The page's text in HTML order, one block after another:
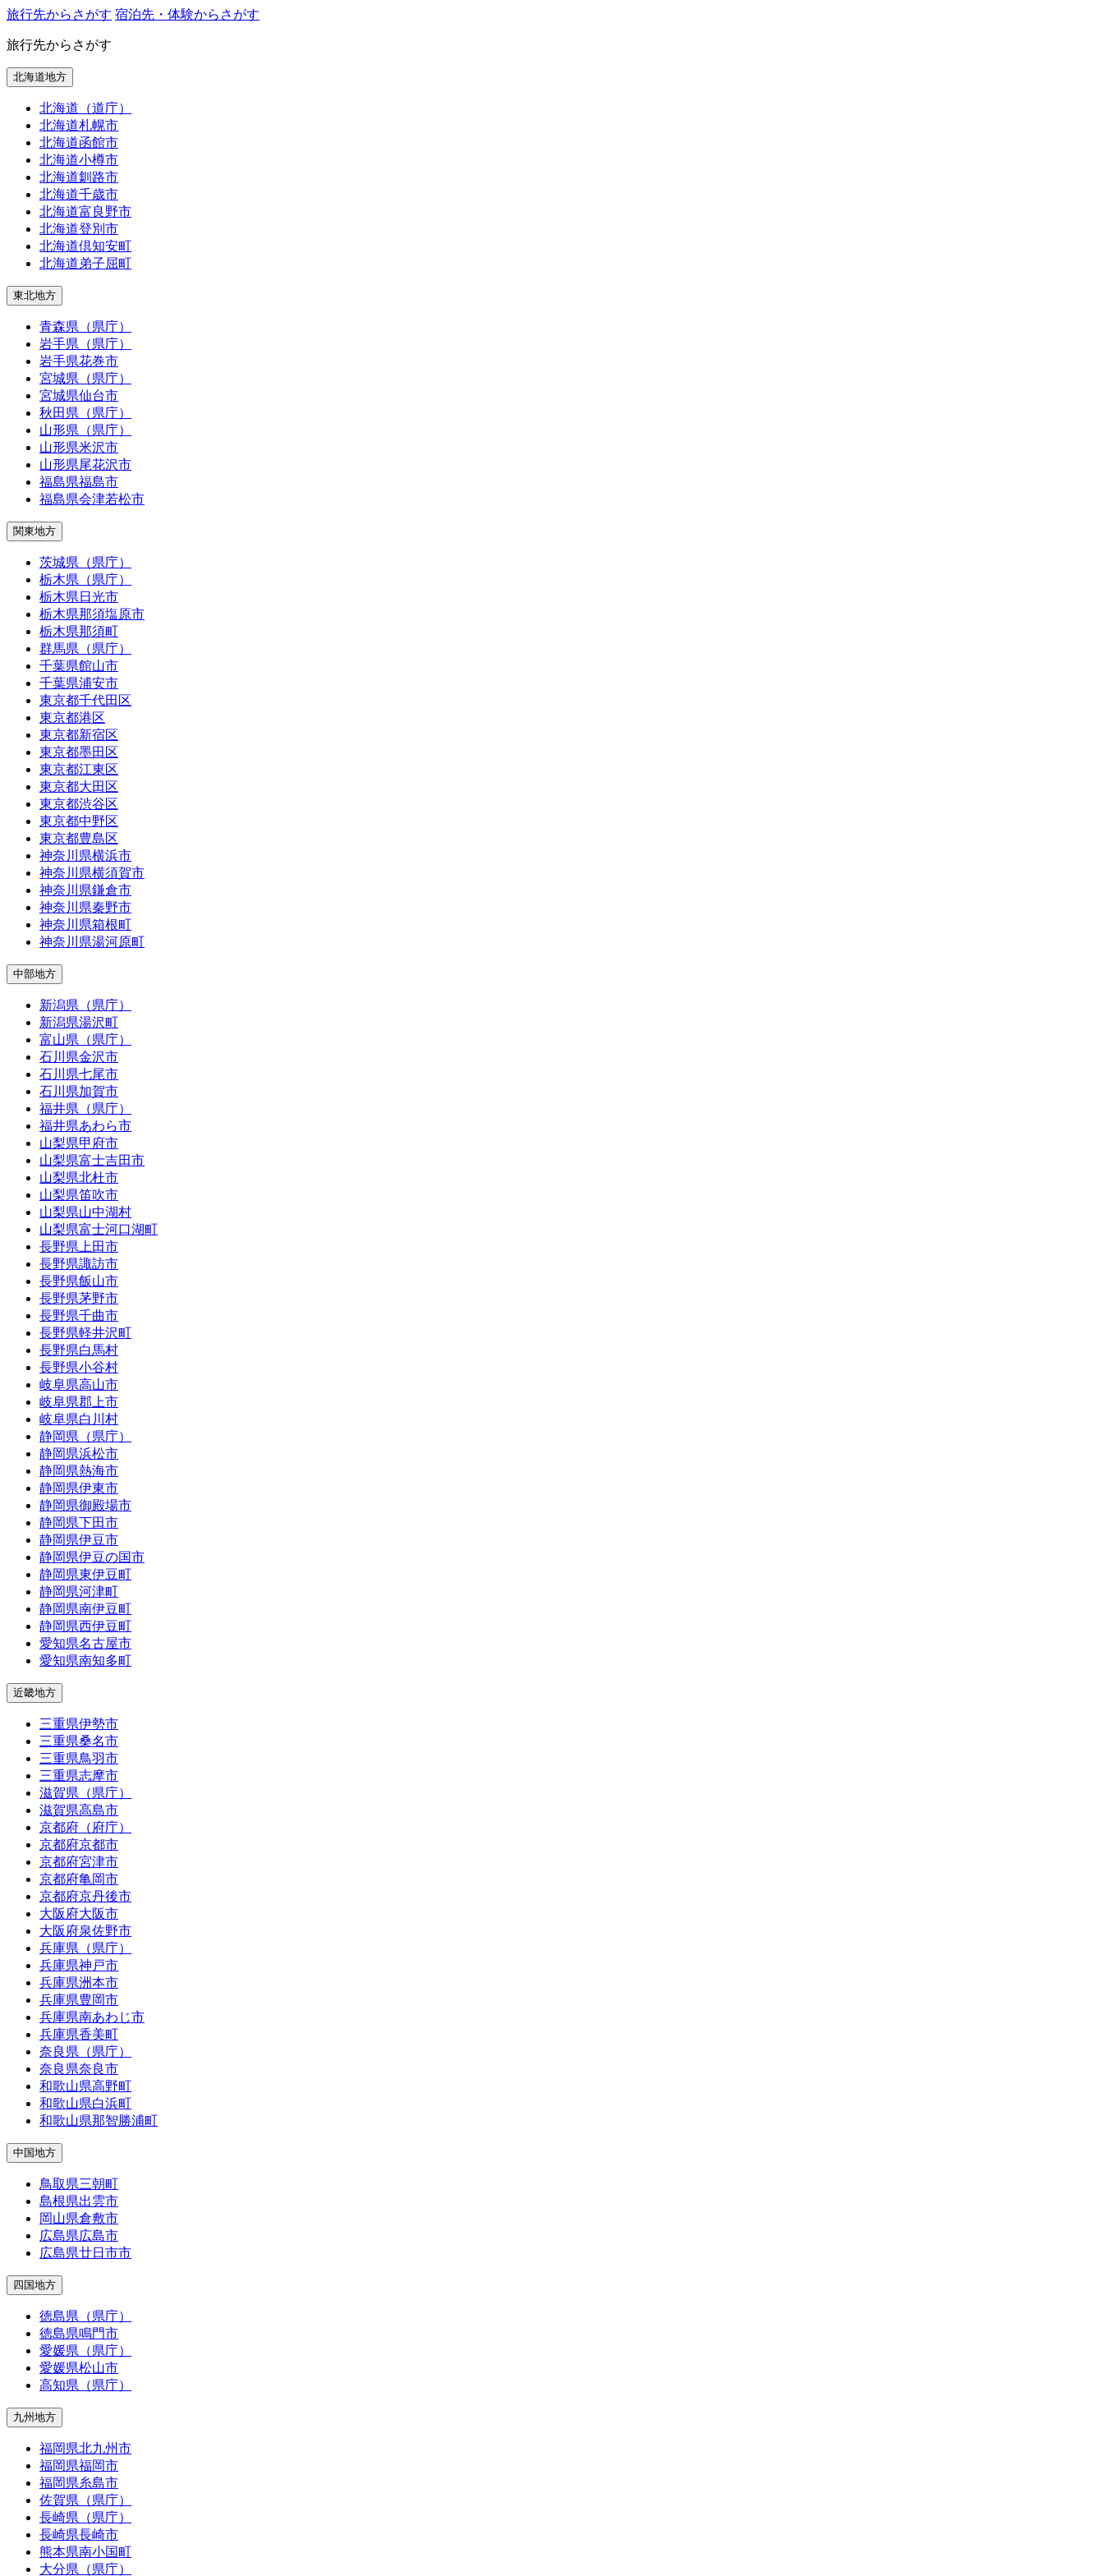
旅行先からさがす 宿泊先・体験からさがす
旅行先からさがす
北海道地方
北海道（道庁）
北海道札幌市
北海道函館市
北海道小樽市
北海道釧路市
北海道千歳市
北海道富良野市
北海道登別市
北海道倶知安町
北海道弟子屈町
東北地方
青森県（県庁）
岩手県（県庁）
岩手県花巻市
宮城県（県庁）
宮城県仙台市
秋田県（県庁）
山形県（県庁）
山形県米沢市
山形県尾花沢市
福島県福島市
福島県会津若松市
関東地方
茨城県（県庁）
栃木県（県庁）
栃木県日光市
栃木県那須塩原市
栃木県那須町
群馬県（県庁）
千葉県館山市
千葉県浦安市
東京都千代田区
東京都港区
東京都新宿区
東京都墨田区
東京都江東区
東京都大田区
東京都渋谷区
東京都中野区
東京都豊島区
神奈川県横浜市
神奈川県横須賀市
神奈川県鎌倉市
神奈川県秦野市
神奈川県箱根町
神奈川県湯河原町
中部地方
新潟県（県庁）
新潟県湯沢町
富山県（県庁）
石川県金沢市
石川県七尾市
石川県加賀市
福井県（県庁）
福井県あわら市
山梨県甲府市
山梨県富士吉田市
山梨県北杜市
山梨県笛吹市
山梨県山中湖村
山梨県富士河口湖町
長野県上田市
長野県諏訪市
長野県飯山市
長野県茅野市
長野県千曲市
長野県軽井沢町
長野県白馬村
長野県小谷村
岐阜県高山市
岐阜県郡上市
岐阜県白川村
静岡県（県庁）
静岡県浜松市
静岡県熱海市
静岡県伊東市
静岡県御殿場市
静岡県下田市
静岡県伊豆市
静岡県伊豆の国市
静岡県東伊豆町
静岡県河津町
静岡県南伊豆町
静岡県西伊豆町
愛知県名古屋市
愛知県南知多町
近畿地方
三重県伊勢市
三重県桑名市
三重県鳥羽市
三重県志摩市
滋賀県（県庁）
滋賀県高島市
京都府（府庁）
京都府京都市
京都府宮津市
京都府亀岡市
京都府京丹後市
大阪府大阪市
大阪府泉佐野市
兵庫県（県庁）
兵庫県神戸市
兵庫県洲本市
兵庫県豊岡市
兵庫県南あわじ市
兵庫県香美町
奈良県（県庁）
奈良県奈良市
和歌山県高野町
和歌山県白浜町
和歌山県那智勝浦町
中国地方
鳥取県三朝町
島根県出雲市
岡山県倉敷市
広島県広島市
広島県廿日市市
四国地方
徳島県（県庁）
徳島県鳴門市
愛媛県（県庁）
愛媛県松山市
高知県（県庁）
九州地方
福岡県北九州市
福岡県福岡市
福岡県糸島市
佐賀県（県庁）
長崎県（県庁）
長崎県長崎市
熊本県南小国町
大分県（県庁）